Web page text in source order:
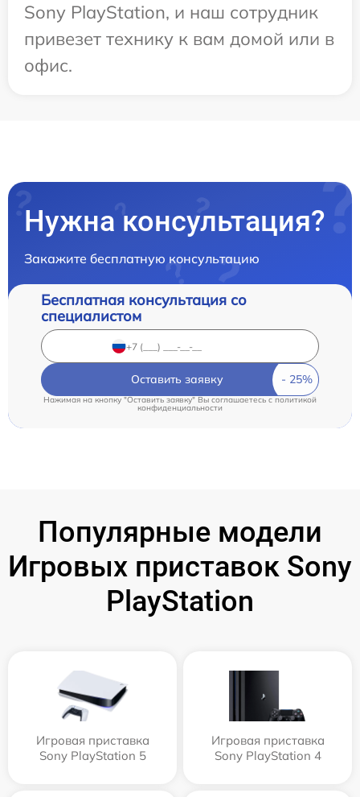
Sony PlayStation, и наш сотрудник
привезет технику к вам домой или в
офис.
Нужна консультация?
Закажите бесплатную консультацию
Бесплатная консультация со
специалистом
Оставить заявку
Нажимая на кнопку "Оставить заявку" Вы соглашаетесь cполитикой
конфиденциальности
Популярные модели
Игровых приставок Sony
PlayStation
Игровая приставка
Sony PlayStation 5
Игровая приставка
Sony PlayStation 4